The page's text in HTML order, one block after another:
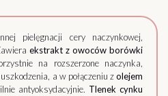
pielęgnacji cery naczynkowej,
ekstrakt z owoców borówki
na rozszerzone naczynka,
a w połączeniu zolejem
antyoksydacyjnie. Tlenek cynku